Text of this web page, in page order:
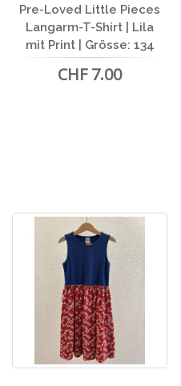
Pre-Loved Little Pieces
Langarm-T-Shirt | Lila
mit Print | Grösse: 134
CHF 7.00